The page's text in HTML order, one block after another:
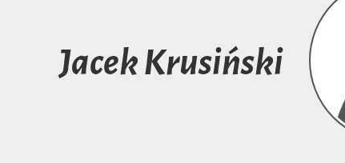
Jacek Krusiński